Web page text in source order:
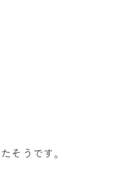
そうです。